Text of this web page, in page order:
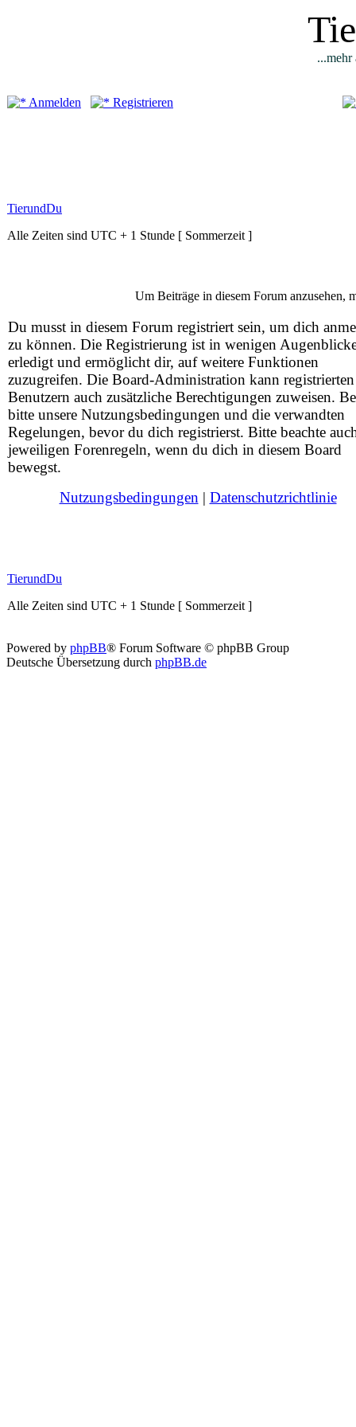
...mehr
Anmelden Registrieren
TierundDu
Alle Zeiten sind UTC + 1 Stunde [ Sommerzeit ]
Um Beiträge in diesem Forum anzusehen,
Du musst in diesem Forum registriert sein, um dich
zu können. Die Registrierung ist in wenigen
erledigt und ermöglicht dir, auf weitere Funktionen
zuzugreifen. Die Board-Administration kann registrierten
Benutzern auch zusätzliche Berechtigungen zuweisen.
bitte unsere Nutzungsbedingungen und die verwandten
Regelungen, bevor du dich registrierst. Bitte beachte
jeweiligen Forenregeln, wenn du dich in diesem Board
bewegst.
Nutzungsbedingungen | Datenschutzrichtlinie
TierundDu
Alle Zeiten sind UTC + 1 Stunde [ Sommerzeit ]
Powered by phpBB® Forum Software © phpBB Group
Deutsche Übersetzung durch phpBB.de